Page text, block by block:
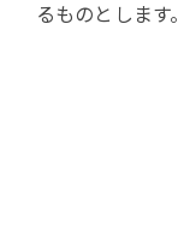
るものとします。